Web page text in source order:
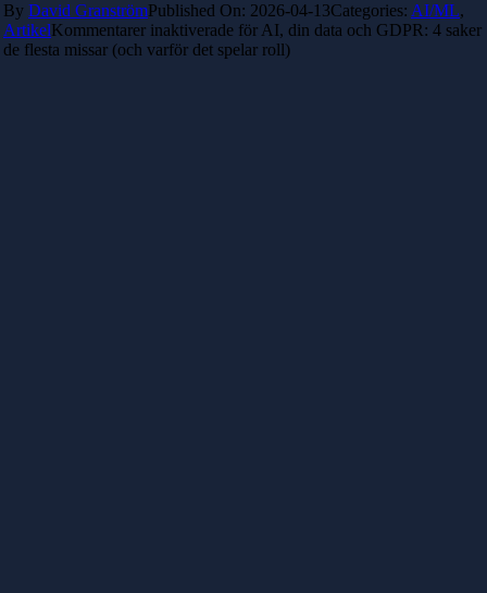
By David GranströmPublished On: 2026-04-13Categories: AI/ML,
ArtikelKommentarer inaktiverade för AI, din data och GDPR: 4 saker
de flesta missar (och varför det spelar roll)